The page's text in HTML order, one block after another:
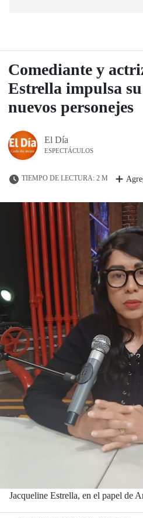
Comediante y
Estrella impulsa
nuevos personejes
El Día
ESPECTÁCULOS
TIEMPO DE LECTURA: 2 M
Jacqueline Estrella, en el papel de